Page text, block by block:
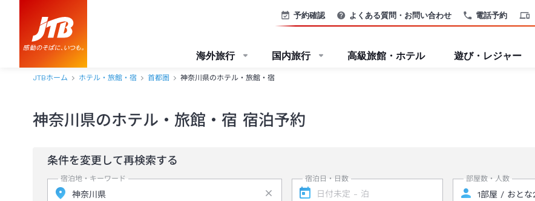
電話予約
予約確認 よくある質問・お問い合わせ
海外旅行 国内旅行 高級旅館・ホテル 遊び・レジャー
JTBホーム ホテル・旅館・宿 首都圏 神奈川県のホテル・旅館・宿
神奈川県のホテル・旅館・宿 宿泊予約
条件を変更して再検索する
宿泊地・キーワード 宿泊日・日数 部屋数・人数